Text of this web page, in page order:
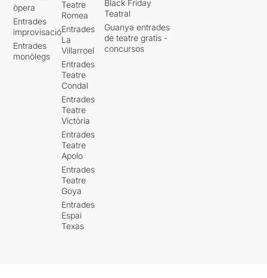
òpera
Entrades
improvisació
Entrades
monòlegs
Teatre
Romea
Entrades
La
Villarroel
Entrades
Teatre
Condal
Entrades
Teatre
Victòria
Entrades
Teatre
Apolo
Entrades
Teatre
Goya
Entrades
Espai
Texas
Black Friday
Teatral
Guanya entrades
de teatre gratis -
concursos